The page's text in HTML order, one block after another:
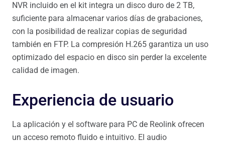
NVR incluido en el kit integra un disco duro de 2 TB,
suficiente para almacenar varios días de grabaciones,
con la posibilidad de realizar copias de seguridad
también en FTP. La compresión H.265 garantiza un uso
optimizado del espacio en disco sin perder la excelente
calidad de imagen.
Experiencia de usuario
La aplicación y el software para PC de Reolink ofrecen
un acceso remoto fluido e intuitivo. El audio